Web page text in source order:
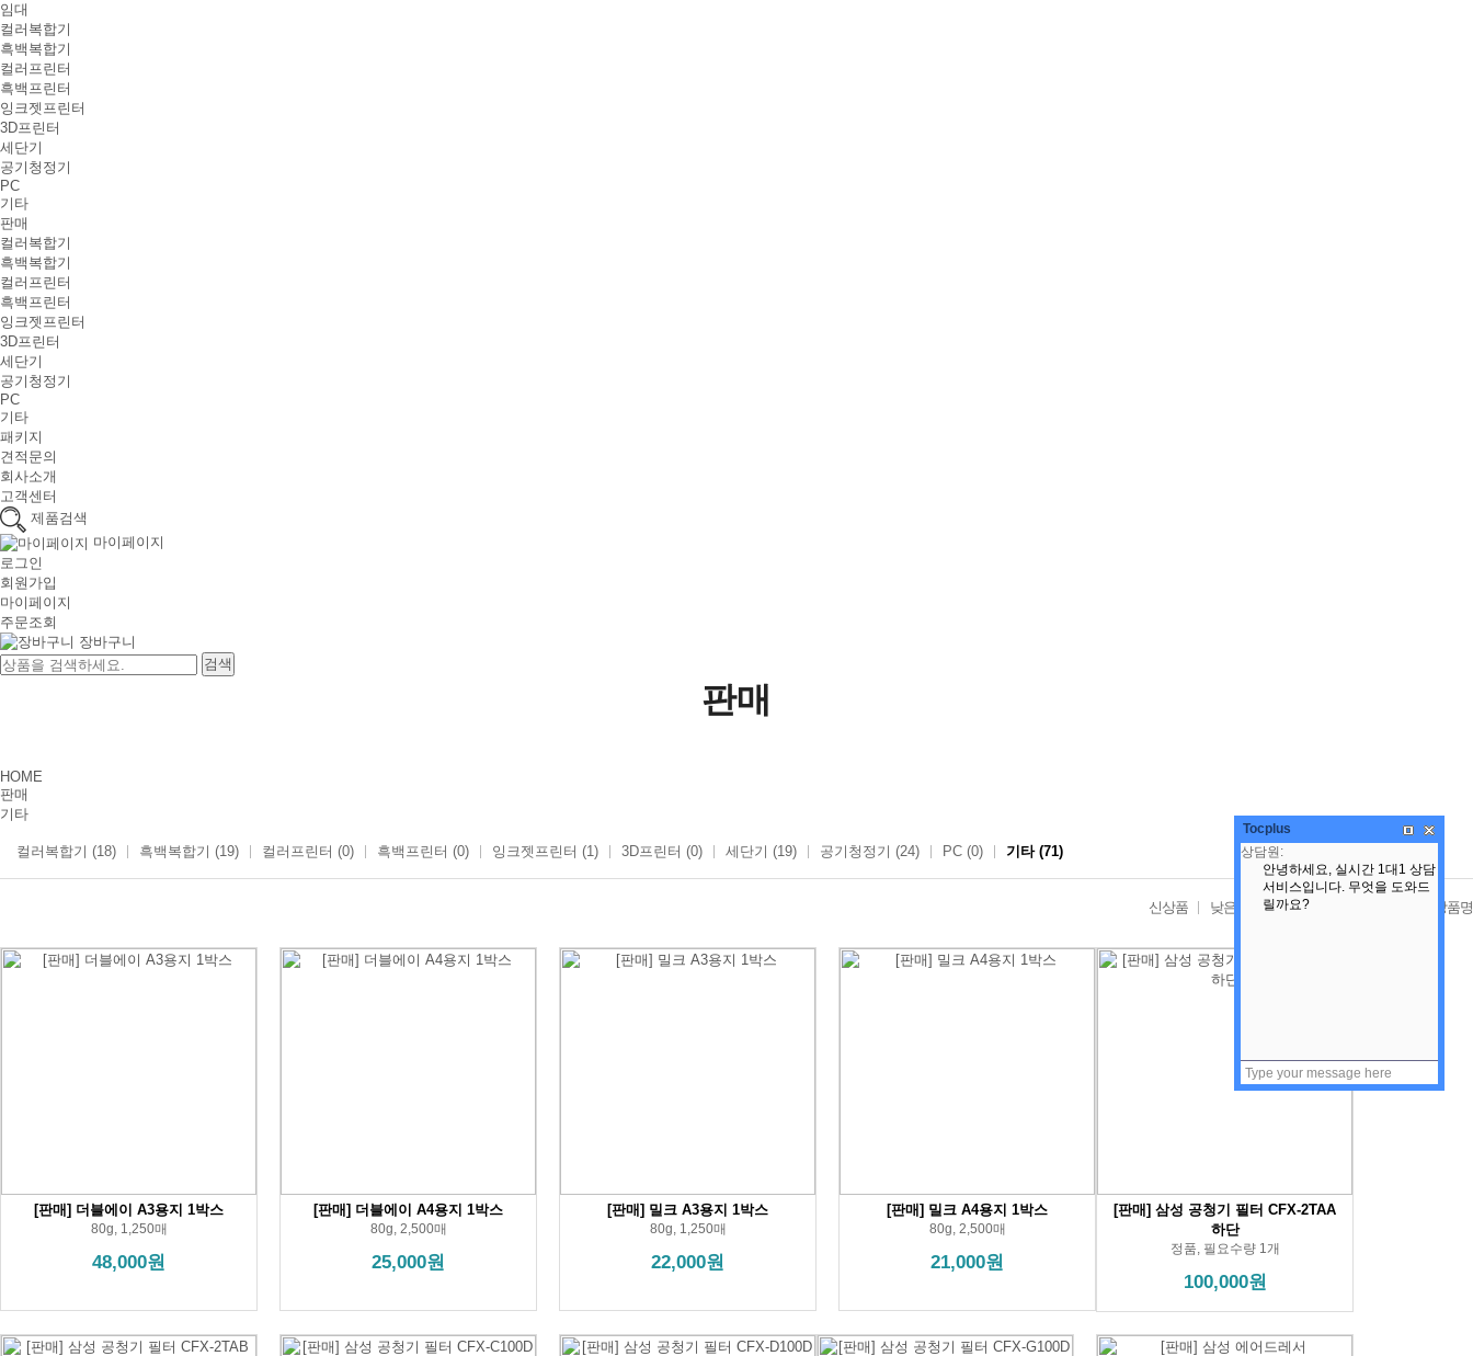
임대
컬러복합기
흑백복합기
컬러프린터
흑백프린터
잉크젯프린터
3D프린터
세단기
공기청정기
PC
기타
판매
컬러복합기
흑백복합기
컬러프린터
흑백프린터
잉크젯프린터
3D프린터
세단기
공기청정기
PC
기타
패키지
견적문의
회사소개
고객센터
제품검색
마이페이지
로그인
회원가입
마이페이지
주문조회
장바구니
판매
HOME
판매
기타
컬러복합기 (18) 흑백복합기 (19) 컬러프린터 (0) 흑백프린터 (0) 잉크젯프린터 (1) 3D프린터 (0) 세단기 (19) 공기청정기 (24) PC (0) 기타 (71)
신상품 낮은가격 높은가격 상품명
[판매] 더블에이 A3용지 1박스
80g, 1,250매
48,000원
[판매] 더블에이 A4용지 1박스
80g, 2,500매
25,000원
[판매] 밀크 A3용지 1박스
80g, 1,250매
22,000원
[판매] 밀크 A4용지 1박스
80g, 2,500매
21,000원
[판매] 삼성 공청기 필터 CFX-2TAA
하단
정품, 필요수량 1개
100,000원
Tocplus